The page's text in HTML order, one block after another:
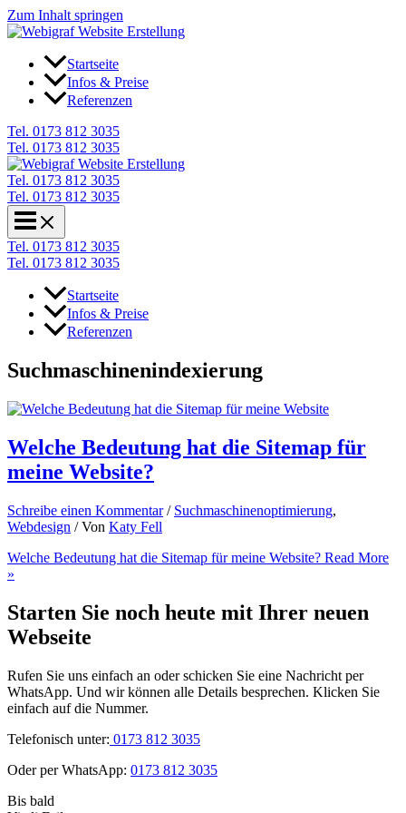
Zum Inhalt springen
Startseite
Infos & Preise
Referenzen
Tel. 0173 812 3035
Tel. 0173 812 3035
Tel. 0173 812 3035
Tel. 0173 812 3035
Tel. 0173 812 3035
Tel. 0173 812 3035
Startseite
Infos & Preise
Referenzen
Suchmaschinenindexierung
Welche Bedeutung hat die Sitemap für
meine Website?
Schreibe einen Kommentar / Suchmaschinenoptimierung,
Webdesign / Von Katy Fell
Welche Bedeutung hat die Sitemap für meine Website? Read More
»
Starten Sie noch heute mit Ihrer neuen
Webseite
Rufen Sie uns einfach an oder schicken Sie eine Nachricht per
WhatsApp. Und wir können alle Details besprechen. Klicken Sie
einfach auf die Nummer.
Telefonisch unter: 0173 812 3035
Oder per WhatsApp: 0173 812 3035
Bis bald